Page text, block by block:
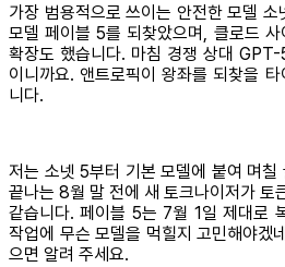
가장 범용적으로 쓰이는 안전한 모델
모델 페이블 5를 되찾았으며, 클로드
확장도 했습니다. 마침 경쟁 상대
이니까요. 앤트로픽이 왕좌를 되찾을
니다.
저는 소넷 5부터 기본 모델에 붙여 며칠
끝나는 8월 말 전에 새 토크나이저가 토
같습니다. 페이블 5는 7월 1일 제대로
작업에 무슨 모델을 먹힐지 고민해야겠
으면 알려 주세요.